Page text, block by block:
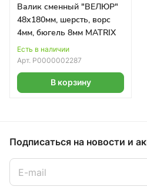
Валик сменный "ВЕЛЮР"
48х180мм, шерсть, ворс
4мм, бюгель 8мм MATRIX
Есть в наличии
Арт. Р0000002287
В корзину
Подписаться на новости и